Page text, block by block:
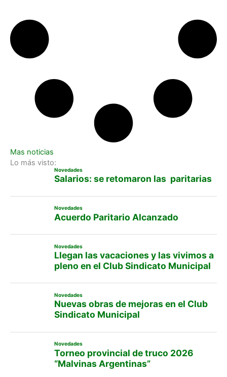
Mas noticias
Lo más visto:
Novedades
Salarios: se retomaron las paritarias
Novedades
Acuerdo Paritario Alcanzado
Novedades
Llegan las vacaciones y las vivimos a
pleno en el Club Sindicato Municipal
Novedades
Nuevas obras de mejoras en el Club
Sindicato Municipal
Novedades
Torneo provincial de truco 2026
“Malvinas Argentinas”